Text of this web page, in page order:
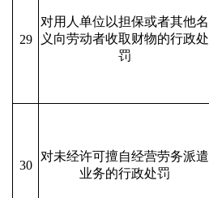
29
对用人单位以担保或者其他名
义向劳动者收取财物的行政处
罚
30
对未经许可擅自经营劳务派遣
业务的行政处罚